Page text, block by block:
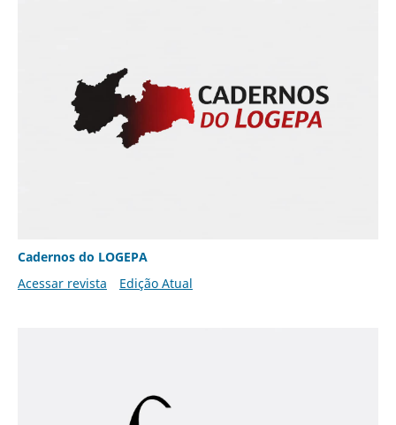
Cadernos do LOGEPA
Acessar revista
Edição Atual